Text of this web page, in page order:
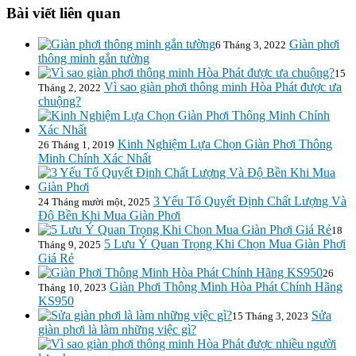
Bài viết liên quan
6 Tháng 3, 2022 Giàn phơi
thông minh gắn tường
15
Tháng 2, 2022 Vì sao giàn phơi thông minh Hòa Phát được ưa
chuộng?
26 Tháng 1, 2019 Kinh Nghiệm Lựa Chọn Giàn Phơi Thông
Minh Chính Xác Nhất
24 Tháng mười một, 2025 3 Yếu Tố Quyết Định Chất Lượng Và
Độ Bền Khi Mua Giàn Phơi
18
Tháng 9, 2025 5 Lưu Ý Quan Trọng Khi Chọn Mua Giàn Phơi
Giá Rẻ
26
Tháng 10, 2023 Giàn Phơi Thông Minh Hòa Phát Chính Hãng
KS950
15 Tháng 3, 2023 Sửa
giàn phơi là làm những việc gì?